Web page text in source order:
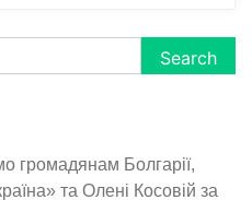
Search
громадянам Болгарії,
та Олені Косовій за